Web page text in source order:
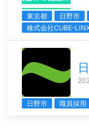
東京都 日野市
株式会社CUBE-
日野市 職員採用